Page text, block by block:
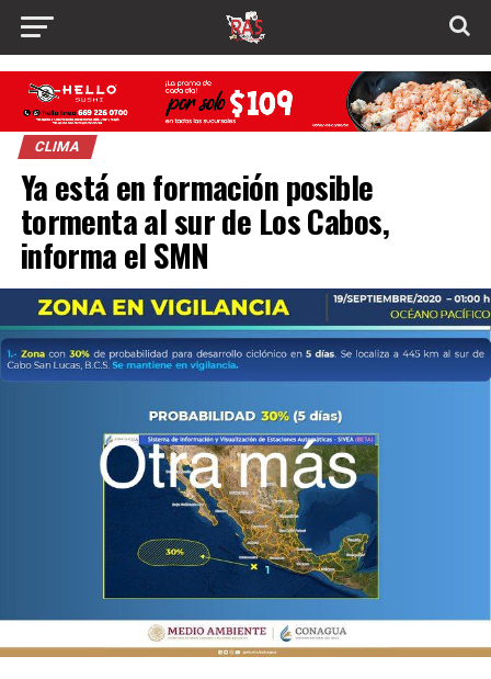
CLIMA
Ya está en formación posible
tormenta al sur de Los Cabos,
informa el SMN